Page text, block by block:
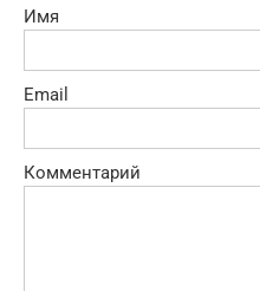
Имя
Email
Комментарий